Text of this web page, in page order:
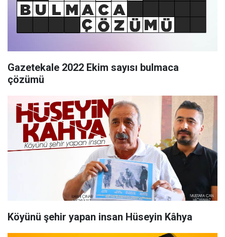
Gazetekale 2022 Ekim sayısı bulmaca
çözümü
Köyünü şehir yapan insan Hüseyin Kâhya